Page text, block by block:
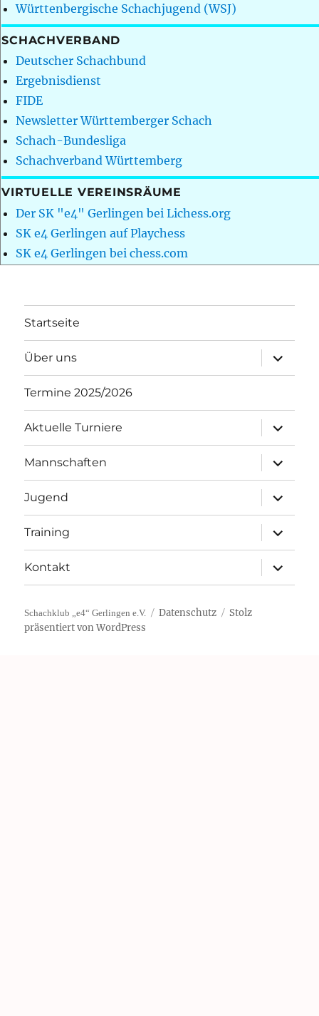
Württenbergische Schachjugend (WSJ)
SCHACHVERBAND
Deutscher Schachbund
Ergebnisdienst
FIDE
Newsletter Württemberger Schach
Schach-Bundesliga
Schachverband Württemberg
VIRTUELLE VEREINSRÄUME
Der SK "e4" Gerlingen bei Lichess.org
SK e4 Gerlingen auf Playchess
SK e4 Gerlingen bei chess.com
Startseite
Über uns
öffnen
Termine 2025/2026
Aktuelle Turniere
öffnen
Mannschaften
öffnen
Jugend
öffnen
Training
öffnen
Kontakt
öffnen
Schachklub „e4“ Gerlingen e.V. Datenschutz
Stolz
präsentiert von WordPress